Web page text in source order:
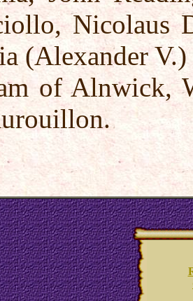
Nicolaus
(Alexander
of Alnwick,